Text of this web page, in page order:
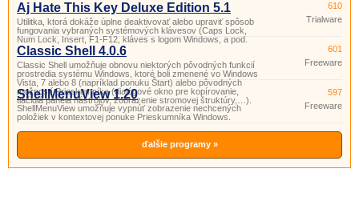
Aj Hate This Key Deluxe Edition 5.1
Utilitka, ktorá dokáže úplne deaktivovať alebo upraviť spôsob
fungovania vybraných systémových klávesov (Caps Lock,
Num Lock, Insert, F1-F12, kláves s logom Windows, a pod.
610
Trialware
Classic Shell 4.0.6
Classic Shell umožňuje obnovu niektorých pôvodných funkcií
prostredia systému Windows, ktoré boli zmenené vo Windows
Vista, 7 alebo 8 (napríklad ponuku Štart) alebo pôvodných
možností Prieskumníka (dialógové okno pre kopírovanie,
tlačidlá panela nástrojov, zobrazenie stromovej štruktúry,…).
601
Freeware
ShellMenuView 1.20
ShellMenuView umožňuje vypnúť zobrazenie nechcených
položiek v kontextovej ponuke Prieskumníka Windows.
597
Freeware
ďalšie programy »